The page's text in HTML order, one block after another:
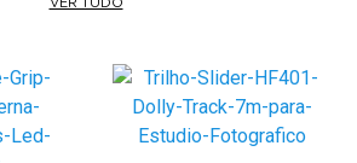
MKE2 Gold Omnidirecionaloferece
qualidade de broadcast otimizado
fala. Seu padrão polar omnidirecional